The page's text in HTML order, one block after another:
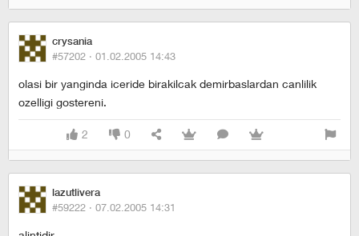
crysania
#57202 · 01.02.2005 14:43
olasi bir yanginda iceride birakilcak demirbaslardan canlilik
ozelligi gostereni.
2 0
lazutlivera
#59222 · 07.02.2005 14:31